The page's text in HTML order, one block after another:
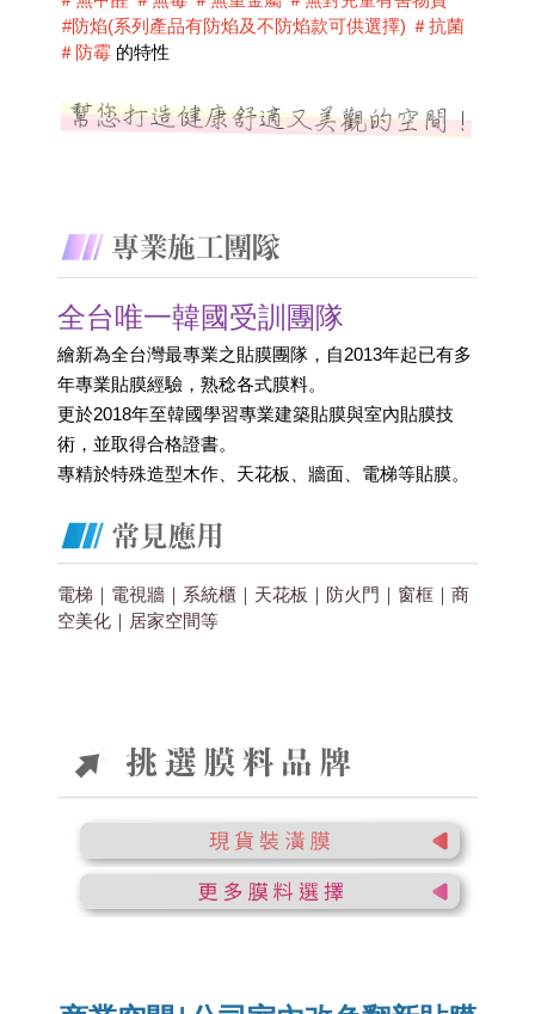
＃防霉 的特性
全台唯一韓國受訓團隊
繪新為全台灣最專業之貼膜團隊，自2013年起已有多
年專業貼膜經驗，熟稔各式膜料。
更於2018年至韓國學習專業建築貼膜與室內貼膜技
術，並取得合格證書。
專精於特殊造型木作、天花板、牆面、電梯等貼膜。
電梯｜電視牆｜系統櫃｜天花板｜防火門｜窗框｜商
空美化 ｜居家空間等